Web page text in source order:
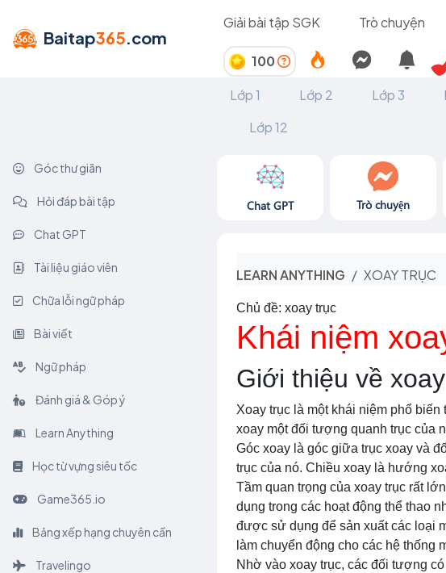
Baitap365.com
Giải bài tập SGK Trò chuyện
100
Lớp 1
Lớp 2 Lớp 3
Lớp 12
Góc thư giãn
Hỏi đáp bài tập
Chat GPT
Tài liệu giáo viên
Chữa lỗi ngữ pháp
Bài viết
Ngữ pháp
Đánh giá & Góp ý
Learn Anything
Học từ vựng siêu tốc
Game365.io
Bảng xếp hạng chuyên cần
Travelingo
Chat GPT Trò chuyện
LEARN ANYTHING XOAY TRỤC
Chủ đề: xoay trục
Khái niệm
Giới thiệu về
Xoay trục là một khái niệm phổ
xoay một đối tượng quanh trục của
Góc xoay là góc giữa trục xoay và
trục của nó. Chiều xoay là hướng
Tầm quan trọng của xoay trục rất
dụng trong các hoạt động thể thao
được sử dụng để sản xuất các loại
làm chuyển động cho các hệ thống
Nhờ vào xoay trục, các đối tượng